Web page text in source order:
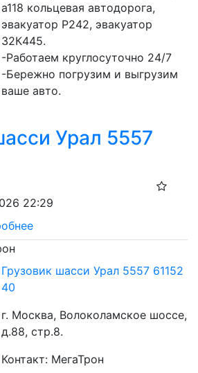
а118 кольцевая автодорога,
эвакуатор Р242, эвакуатор
32К445.
-Работаем круглосуточно 24/7
-Бережно погрузим и выгрузим
ваше авто.
Урал 5557
22:29
Грузовик шасси Урал 5557 61152
40
г. Москва, Волоколамское шоссе,
д.88, стр.8.
Контакт: МегаТрон